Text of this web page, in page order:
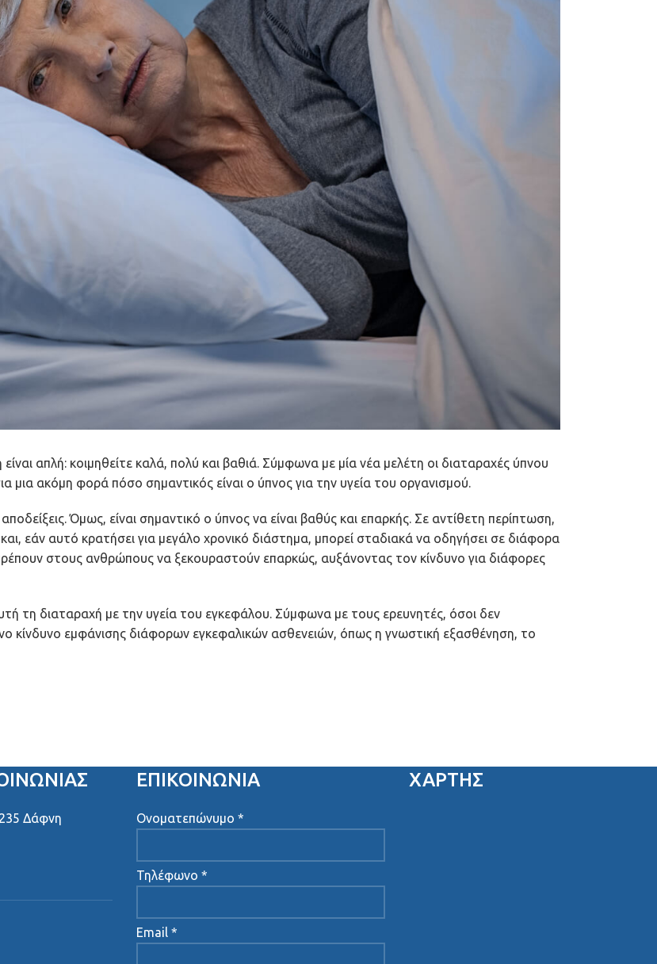
απλή: κοιμηθείτε καλά, πολύ και βαθιά. Σύμφωνα με μία νέα μελέτη οι διαταραχές ύπνου
μια ακόμη φορά πόσο σημαντικός είναι ο ύπνος για την υγεία του οργανισμού.
Όμως, είναι σημαντικό ο ύπνος να είναι βαθύς και επαρκής. Σε αντίθετη περίπτωση,
εάν αυτό κρατήσει για μεγάλο χρονικό διάστημα, μπορεί σταδιακά να οδηγήσει σε διάφορα
στους ανθρώπους να ξεκουραστούν επαρκώς, αυξάνοντας τον κίνδυνο για διάφορες
τη διαταραχή με την υγεία του εγκεφάλου. Σύμφωνα με τους ερευνητές, όσοι δεν
κίνδυνο εμφάνισης διάφορων εγκεφαλικών ασθενειών, όπως η γνωστική εξασθένηση, το
Δάφνη
ΕΠΙΚΟΙΝΩΝΙΑ
Ονοματεπώνυμο *
Τηλέφωνο *
Email *
ΧΑΡΤΗΣ